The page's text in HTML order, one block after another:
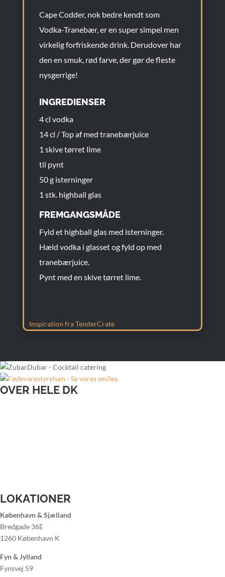
Cape Codder, nok bedre kendt som
Vodka-Tranebær, er en super simpel men
virkelig forfriskende drink. Derudover har
den en smuk, rød farve, der gør de fleste
nysgerrige!
INGREDIENSER
4 cl vodka
14 cl / Top af med tranebærjuice
1 skive tørret lime
til pynt
50 g isterninger
1 stk. highball glas
FREMGANGSMÅDE
Fyld et highball glas med isterninger.
Hæld vodka i glasset og fyld op med
tranebærjuice.
Pynt med en skive tørret lime.
Inspiration fra TenderCrate
OVER HELE DK
LOKATIONER
København & Sjælland
Bredgade 36E
1260 København K
Fyn & Jylland
Fynsvej 59